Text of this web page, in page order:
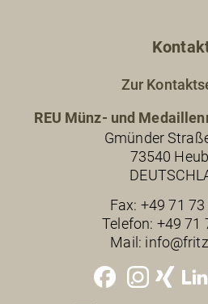
Zur
REU Münz- und
Gmünder
73540
Fax: +49 71
Telefon: +49 71
Mail: